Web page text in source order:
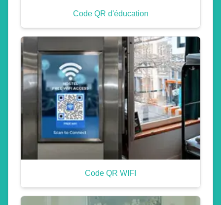
Code QR d'éducation
Code QR WIFI